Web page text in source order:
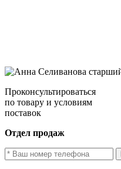
Проконсультироваться
по товару и условиям
поставок
Отдел продаж